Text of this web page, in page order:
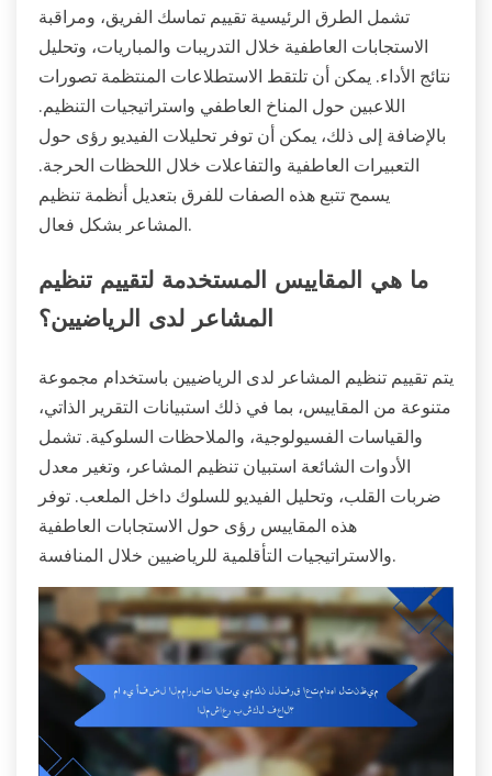
تشمل الطرق الرئيسية تقييم تماسك الفريق، ومراقبة
الاستجابات العاطفية خلال التدريبات والمباريات، وتحليل
نتائج الأداء. يمكن أن تلتقط الاستطلاعات المنتظمة تصورات
اللاعبين حول المناخ العاطفي واستراتيجيات التنظيم.
بالإضافة إلى ذلك، يمكن أن توفر تحليلات الفيديو رؤى حول
التعبيرات العاطفية والتفاعلات خلال اللحظات الحرجة.
يسمح تتبع هذه الصفات للفرق بتعديل أنظمة تنظيم
المشاعر بشكل فعال.
ما هي المقاييس المستخدمة لتقييم تنظيم
المشاعر لدى الرياضيين؟
يتم تقييم تنظيم المشاعر لدى الرياضيين باستخدام مجموعة
متنوعة من المقاييس، بما في ذلك استبيانات التقرير الذاتي،
والقياسات الفسيولوجية، والملاحظات السلوكية. تشمل
الأدوات الشائعة استبيان تنظيم المشاعر، وتغير معدل
ضربات القلب، وتحليل الفيديو للسلوك داخل الملعب. توفر
هذه المقاييس رؤى حول الاستجابات العاطفية
والاستراتيجيات التأقلمية للرياضيين خلال المنافسة.